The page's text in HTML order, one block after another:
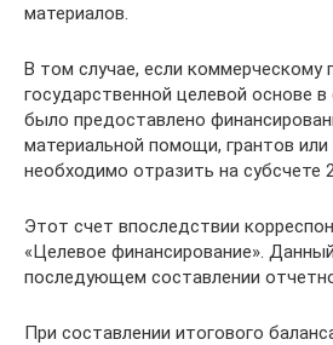
материалов.
В том случае, если коммерческому
государственной целевой основе
было предоставлено
материальной помощи, грантов или
необходимо отразить на субсчете
Этот счет впоследствии
«Целевое финансирование».
последующем составлении
При составлении итогового